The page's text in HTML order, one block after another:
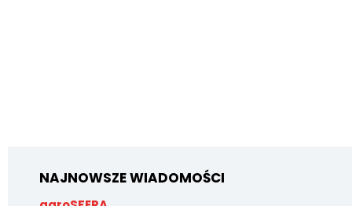
NAJNOWSZE WIADOMOŚCI